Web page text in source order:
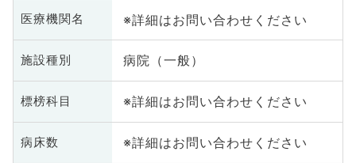
医療機関名 ※詳細はお問い合わせください
施設種別 病院（一般）
標榜科目 ※詳細はお問い合わせください
病床数 ※詳細はお問い合わせください